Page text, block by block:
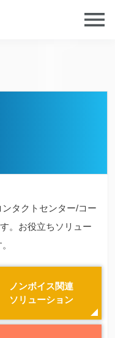
タクトセンター/コー
。お役立ちソリュー
ノンボイス関連
ソリューション